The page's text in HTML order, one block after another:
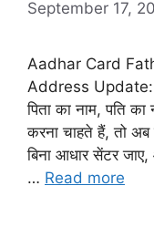
September 17,
Aadhar Card
Address Update:
पिता का नाम, पति
करना चाहते हैं, तो
बिना आधार सेंटर
… Read more